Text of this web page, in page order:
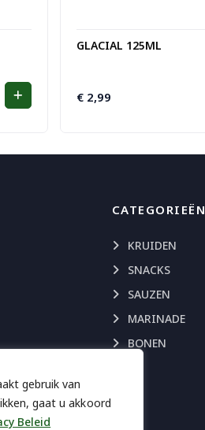
gebruik van
gaat u akkoord
Beleid
GLACIAL 125ML
€2,99
CATEGORIEËN
KRUIDEN
SNACKS
SAUZEN
MARINADE
BONEN